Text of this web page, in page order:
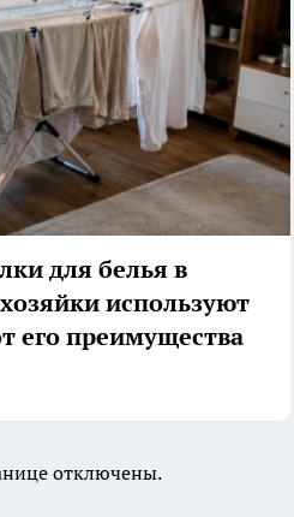
для белья в
используют
его преимущества
отключены.